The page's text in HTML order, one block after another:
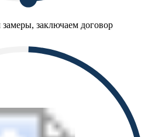
заключаем договор